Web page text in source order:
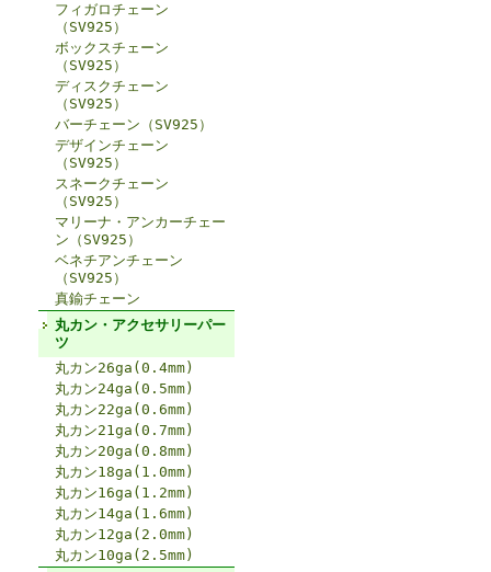
フィガロチェーン
（SV925）
ボックスチェーン
（SV925）
ディスクチェーン
（SV925）
バーチェーン（SV925）
デザインチェーン
（SV925）
スネークチェーン
（SV925）
マリーナ・アンカーチェー
ン（SV925）
ベネチアンチェーン
（SV925）
真鍮チェーン
丸カン・アクセサリーパー
ツ
丸カン26ga(0.4mm)
丸カン24ga(0.5mm)
丸カン22ga(0.6mm)
丸カン21ga(0.7mm)
丸カン20ga(0.8mm)
丸カン18ga(1.0mm)
丸カン16ga(1.2mm)
丸カン14ga(1.6mm)
丸カン12ga(2.0mm)
丸カン10ga(2.5mm)